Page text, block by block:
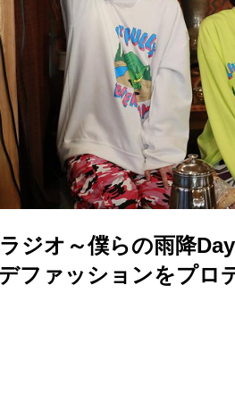
ジオ～僕らの雨降
ファッションをプロ